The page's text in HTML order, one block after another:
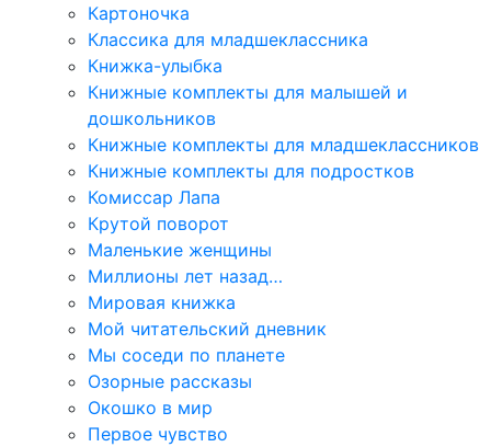
Картоночка
Классика для младшеклассника
Книжка-улыбка
Книжные комплекты для малышей и
дошкольников
Книжные комплекты для младшеклассников
Книжные комплекты для подростков
Комиссар Лапа
Крутой поворот
Маленькие женщины
Миллионы лет назад…
Мировая книжка
Мой читательский дневник
Мы соседи по планете
Озорные рассказы
Окошко в мир
Первое чувство